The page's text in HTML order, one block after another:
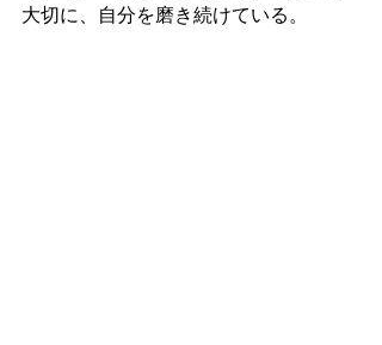
大切に、自分を磨き続けている。